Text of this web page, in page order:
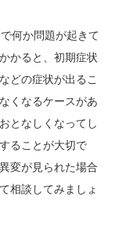
何か問題が起きて
かると、初期症状
どの症状が出るこ
くなるケースがあ
となしくなってし
ることが大切で
変が見られた場合
相談してみましょ